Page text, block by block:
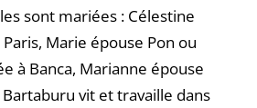
sont mariées : Célestine
Marie épouse Pon ou
à Banca, Marianne épouse
Bartaburu vit et travaille dans